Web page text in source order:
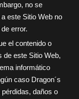
no se
este Sitio Web no
error.
el contenido o
de este Sitio Web,
informático
caso Dragon´s
daños o